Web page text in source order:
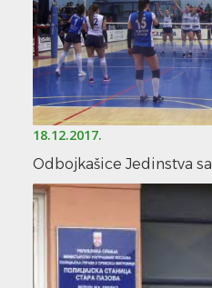
18.12.2017.
Odbojkašice Jedinstva